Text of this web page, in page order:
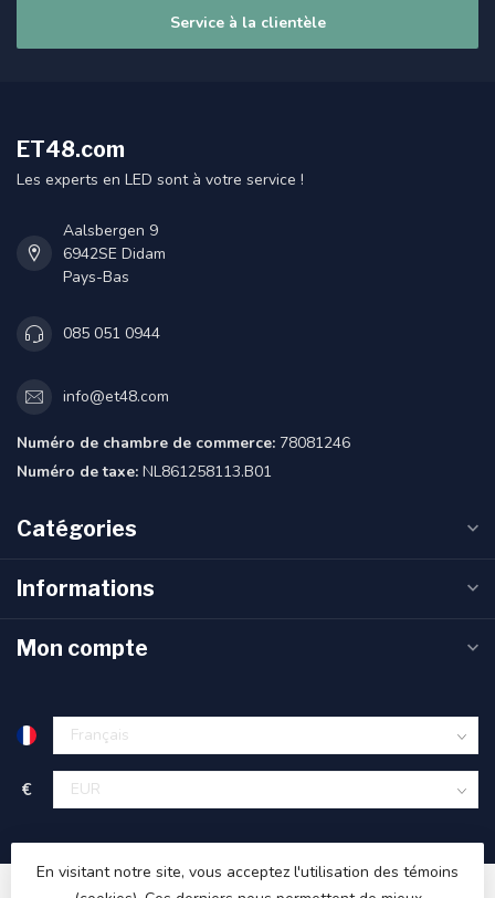
Service à la clientèle
ET48.com
Les experts en LED sont à votre service !
Aalsbergen 9
6942SE Didam
Pays-Bas
085 051 0944
info@et48.com
Numéro de chambre de commerce: 78081246
Numéro de taxe: NL861258113.B01
Catégories
Informations
Mon compte
€
En visitant notre site, vous acceptez l'utilisation des témoins